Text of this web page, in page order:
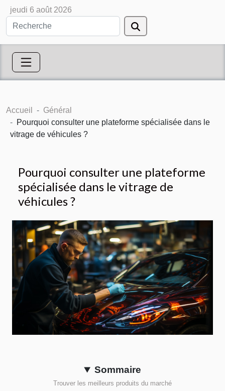
jeudi 6 août 2026
Accueil
Général
Pourquoi consulter une plateforme spécialisée dans le
vitrage de véhicules ?
Pourquoi consulter une plateforme
spécialisée dans le vitrage de
véhicules ?
Sommaire
Trouver les meilleurs produits du marché